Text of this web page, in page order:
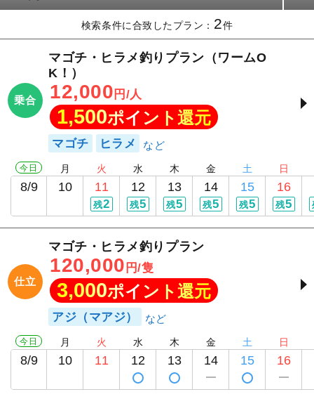
検索条件に合致したプラン： 2件
乗合
マゴチ・ヒラメ釣りプラン（ワームO
K！）
12,000 円/人
1,500ポイント還元
マゴチ ヒラメ
今日
8/9
月
10
火
11
残2
水
12
残5
木
13
残5
金
14
残5
土
15
残5
日
16
残5
仕立
マゴチ・ヒラメ釣りプラン
120,000 円/隻
3,000ポイント還元
アジ（マアジ）
今日
8/9
月
10
火
11
水
12
木
13
金
14
土
15
日
16